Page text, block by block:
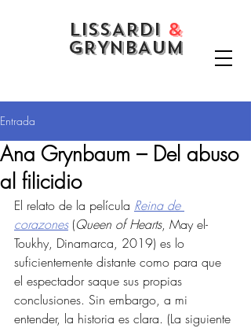
LISSARDI &
GRYNBAUM
Entrada
Ana Grynbaum – Del abuso
al filicidio
El relato de la película Reina de
corazones (Queen of Hearts, May el-
Toukhy, Dinamarca, 2019) es lo
suficientemente distante como para que
el espectador saque sus propias
conclusiones. Sin embargo, a mi
entender, la historia es clara. (La siguiente